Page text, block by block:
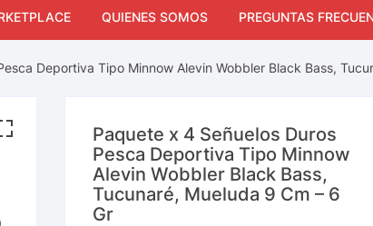
QUIENES SOMOS PREGUNTAS
Deportiva Tipo Minnow Alevin Wobbler Black Bass,
Paquete x 4 Señuelos Duros
Pesca Deportiva Tipo Minnow
Alevin Wobbler Black Bass,
Tucunaré, Mueluda 9 Cm – 6
Gr